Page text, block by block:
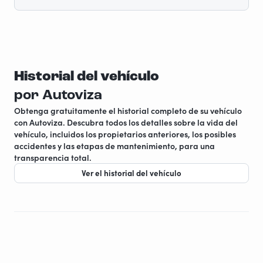
Historial del vehículo
por Autoviza
Obtenga gratuitamente el historial completo de su vehículo
con Autoviza. Descubra todos los detalles sobre la vida del
vehículo, incluidos los propietarios anteriores, los posibles
accidentes y las etapas de mantenimiento, para una
transparencia total.
Ver el historial del vehículo